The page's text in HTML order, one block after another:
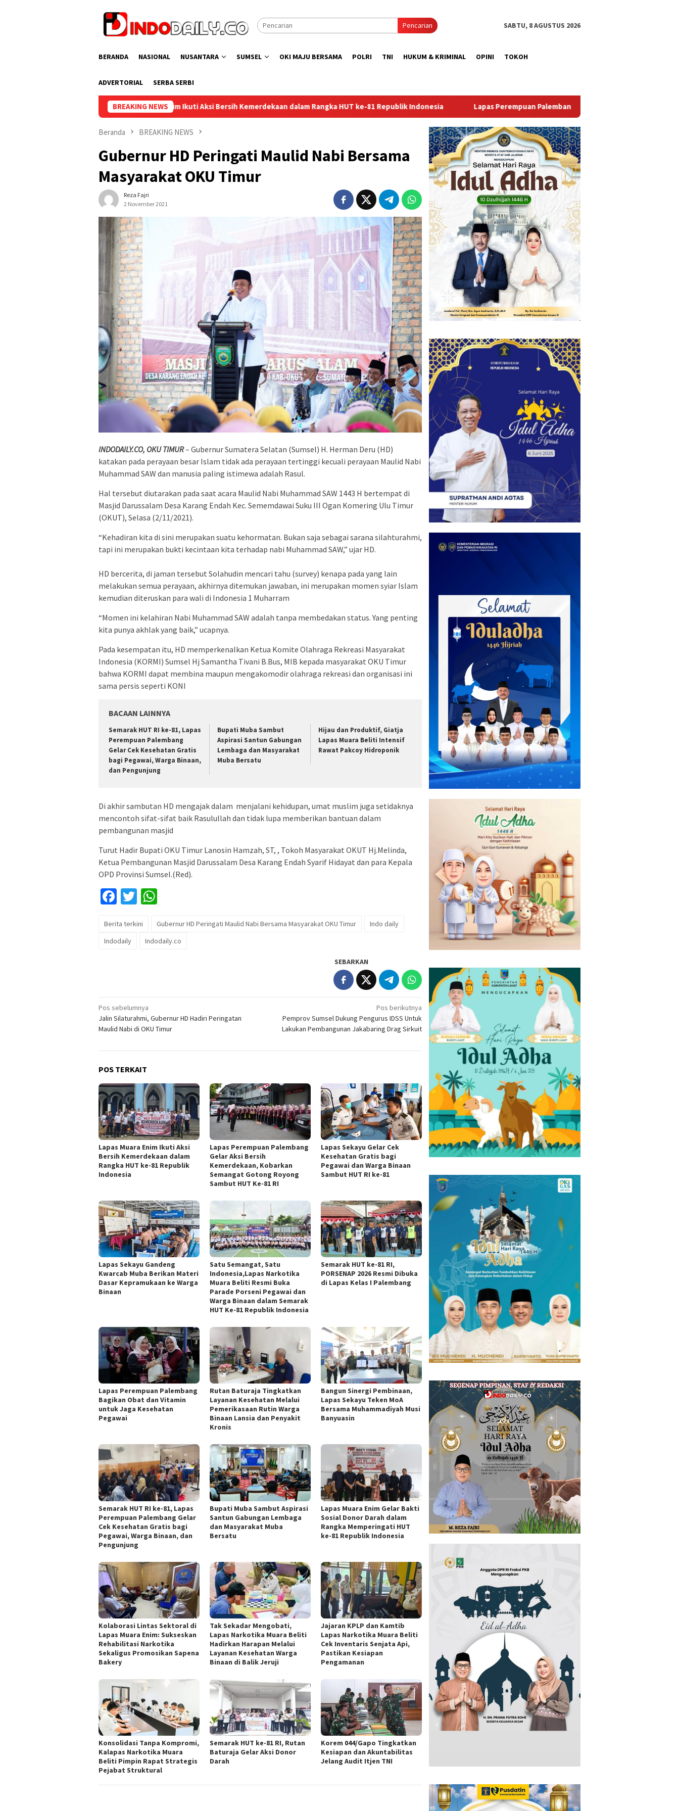
Pencarian SABTU, 8 AGUSTUS 2026
BERANDA NASIONAL NUSANTARA SUMSEL OKI MAJU BERSAMA POLRI TNI HUKUM & KRIMINAL OPINI TOKOH
ADVERTORIAL SERBA SERBI
BREAKING NEWS
Lapas Muara Enim Ikuti Aksi Bersih Kemerdekaan dalam Rangka HUT ke-81 Republik Indonesia Lapas Perempuan Palembang Gelar Aksi Bersih Kemerdekaan, Kobarkan Semangat
Beranda BREAKING NEWS
Gubernur HD Peringati Maulid Nabi Bersama
Masyarakat OKU Timur
Reza Fajri
2 November 2021
INDODAILY.CO, OKU TIMUR– Gubernur Sumatera Selatan (Sumsel) H. Herman Deru (HD)
katakan pada perayaan besar Islam tidak ada perayaan tertinggi kecuali perayaan Maulid Nabi
Muhammad SAW dan manusia paling istimewa adalah Rasul.
Hal tersebut diutarakan pada saat acara Maulid Nabi Muhammad SAW 1443 H bertempat di
Masjid Darussalam Desa Karang Endah Kec. Sememdawai Suku III Ogan Komering Ulu Timur
(OKUT), Selasa (2/11/2021).
“Kehadiran kita di sini merupakan suatu kehormatan. Bukan saja sebagai sarana silahturahmi,
tapi ini merupakan bukti kecintaan kita terhadap nabi Muhammad SAW,” ujar HD.
HD bercerita, di jaman tersebut Solahudin mencari tahu (survey) kenapa pada yang lain
melakukan semua perayaan, akhirnya ditemukan jawaban, ini merupakan momen syiar Islam
kemudian diteruskan para wali di Indonesia 1 Muharram
“Momen ini kelahiran Nabi Muhammad SAW adalah tanpa membedakan status. Yang penting
kita punya akhlak yang baik,” ucapnya.
Pada kesempatan itu, HD memperkenalkan Ketua Komite Olahraga Rekreasi Masyarakat
Indonesia (KORMI) Sumsel Hj Samantha Tivani B.Bus, MIB kepada masyarakat OKU Timur
bahwa KORMI dapat membina maupun mengakomodir olahraga rekreasi dan organisasi ini
sama persis seperti KONI
BACAAN LAINNYA
Semarak HUT RI ke-81, Lapas
Perempuan Palembang
Gelar Cek Kesehatan Gratis
bagi Pegawai, Warga Binaan,
dan Pengunjung
Bupati Muba Sambut
Aspirasi Santun Gabungan
Lembaga dan Masyarakat
Muba Bersatu
Hijau dan Produktif, Giatja
Lapas Muara Beliti Intensif
Rawat Pakcoy Hidroponik
Di akhir sambutan HD mengajak dalam menjalani kehidupan, umat muslim juga setidaknya
mencontoh sifat-sifat baik Rasulullah dan tidak lupa memberikan bantuan dalam
pembangunan masjid
Turut Hadir Bupati OKU Timur Lanosin Hamzah, ST, , Tokoh Masyarakat OKUT Hj.Melinda,
Ketua Pembangunan Masjid Darussalam Desa Karang Endah Syarif Hidayat dan para Kepala
OPD Provinsi Sumsel.(Red).
Facebook
Twitter
Berita terkini Gubernur HD Peringati Maulid Nabi Bersama Masyarakat OKU Timur
Indo daily
Indodaily
Indodaily.co
SEBARKAN
Navigasi
pos
Pos sebelumnya
Jalin Silaturahmi, Gubernur HD Hadiri Peringatan
Maulid Nabi di OKU Timur
Pos berikutnya
Pemprov Sumsel Dukung Pengurus IDSS Untuk
Lakukan Pembangunan Jakabaring Drag Sirkuit
POS TERKAIT
Lapas Muara Enim Ikuti Aksi
Bersih Kemerdekaan dalam
Rangka HUT ke-81 Republik
Indonesia
Lapas Perempuan Palembang
Gelar Aksi Bersih
Kemerdekaan, Kobarkan
Semangat Gotong Royong
Sambut HUT Ke-81 RI
Lapas Sekayu Gelar Cek
Kesehatan Gratis bagi
Pegawai dan Warga Binaan
Sambut HUT RI ke-81
Lapas Sekayu Gandeng
Kwarcab Muba Berikan Materi
Dasar Kepramukaan ke Warga
Binaan
Satu Semangat, Satu
Indonesia,Lapas Narkotika
Muara Beliti Resmi Buka
Parade Porseni Pegawai dan
Warga Binaan dalam Semarak
HUT Ke-81 Republik Indonesia
Semarak HUT ke-81 RI,
PORSENAP 2026 Resmi Dibuka
di Lapas Kelas I Palembang
Lapas Perempuan Palembang
Bagikan Obat dan Vitamin
untuk Jaga Kesehatan
Pegawai
Rutan Baturaja Tingkatkan
Layanan Kesehatan Melalui
Pemerikasaan Rutin Warga
Binaan Lansia dan Penyakit
Kronis
Bangun Sinergi Pembinaan,
Lapas Sekayu Teken MoA
Bersama Muhammadiyah Musi
Banyuasin
Semarak HUT RI ke-81, Lapas
Perempuan Palembang Gelar
Cek Kesehatan Gratis bagi
Pegawai, Warga Binaan, dan
Pengunjung
Bupati Muba Sambut Aspirasi
Santun Gabungan Lembaga
dan Masyarakat Muba
Bersatu
Lapas Muara Enim Gelar Bakti
Sosial Donor Darah dalam
Rangka Memperingati HUT
ke-81 Republik Indonesia
Kolaborasi Lintas Sektoral di
Lapas Muara Enim: Sukseskan
Rehabilitasi Narkotika
Sekaligus Promosikan Sapena
Bakery
Tak Sekadar Mengobati,
Lapas Narkotika Muara Beliti
Hadirkan Harapan Melalui
Layanan Kesehatan Warga
Binaan di Balik Jeruji
Jajaran KPLP dan Kamtib
Lapas Narkotika Muara Beliti
Cek Inventaris Senjata Api,
Pastikan Kesiapan
Pengamanan
Konsolidasi Tanpa Kompromi,
Kalapas Narkotika Muara
Beliti Pimpin Rapat Strategis
Pejabat Struktural
Semarak HUT ke-81 RI, Rutan
Baturaja Gelar Aksi Donor
Darah
Korem 044/Gapo Tingkatkan
Kesiapan dan Akuntabilitas
Jelang Audit Itjen TNI